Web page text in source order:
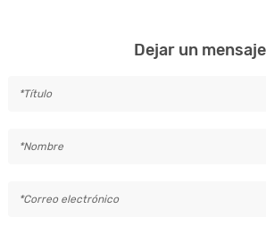
Dejar un mensaje